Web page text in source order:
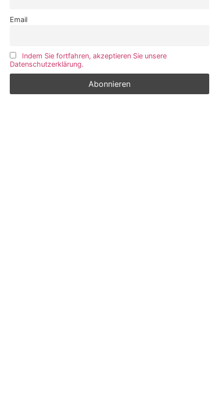
Email
Indem Sie fortfahren, akzeptieren Sie unsere
Datenschutzerklärung.